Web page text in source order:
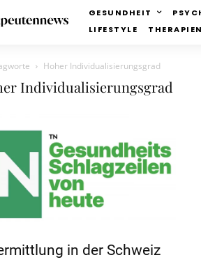
GESUNDHEIT
LIFESTYLE
THERAPIEN
Hoher Individualisierungsgrad
Individualisierungsgrad
in der Schweiz